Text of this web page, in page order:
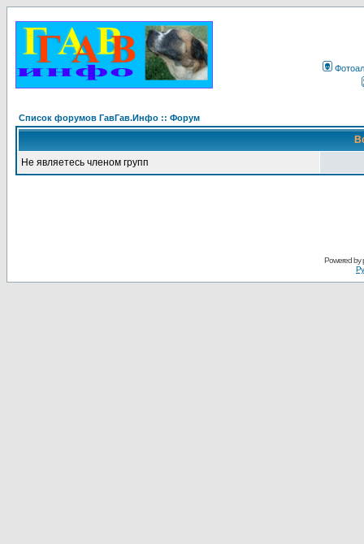
Список форумов ГавГав.Инфо :: Форум
Не являетесь членом групп
Powered by